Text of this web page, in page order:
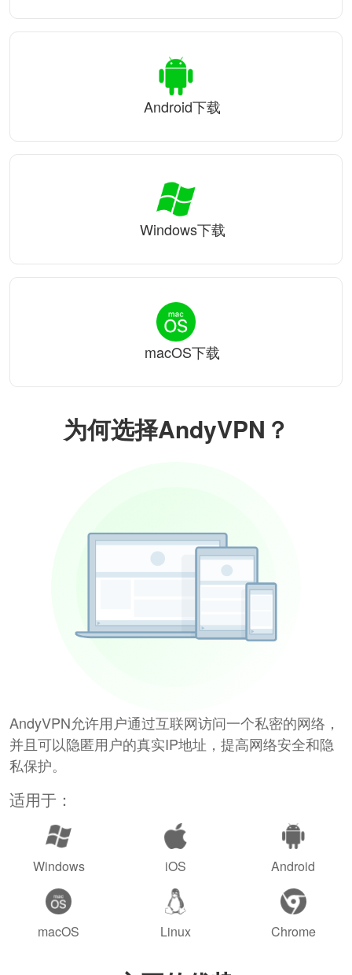
为何选择AndyVPN？
AndyVPN允许用户通过互联网访问一个私密的网络，
并且可以隐匿用户的真实IP地址，提高网络安全和隐
私保护。
适用于：
Windows iOS Android
macOS Linux Chrome
Android下载
Windows下载
macOS下载